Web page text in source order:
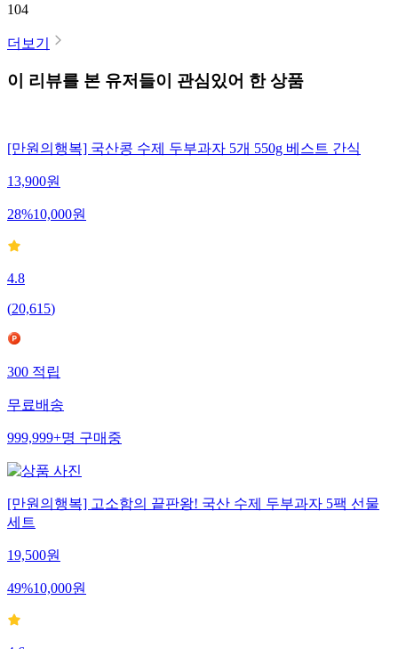
104
더보기
이 리뷰를 본 유저들이 관심있어 한 상품
[만원의행복] 국산콩 수제 두부과자 5개 550g 베스트 간식
13,900원
28%10,000원
4.8
(20,615)
300 적립
무료배송
999,999+명 구매중
[만원의행복] 고소함의 끝판왕! 국산 수제 두부과자 5팩 선물
세트
19,500원
49%10,000원